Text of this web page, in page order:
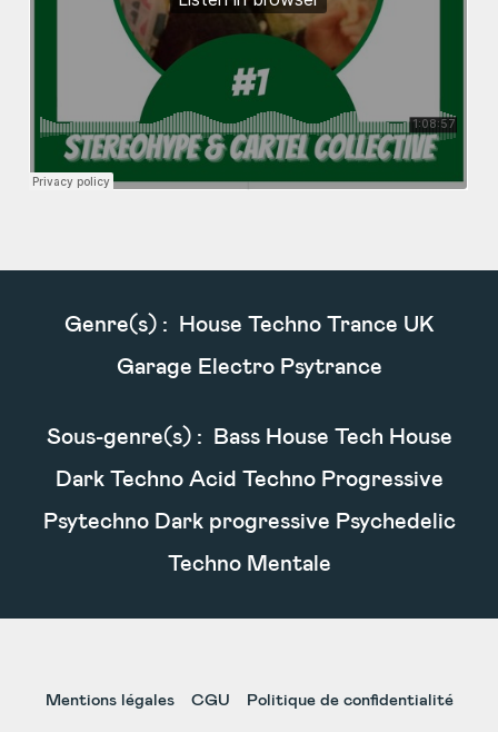
Genre(s) :
House Techno Trance UK
Garage Electro Psytrance
Sous-genre(s) :
Bass House Tech House
Dark Techno Acid Techno Progressive
Psytechno Dark progressive Psychedelic
Techno Mentale
Mentions légales CGU Politique de confidentialité